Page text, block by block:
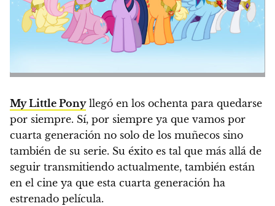
My Little Ponyllegó en los ochenta para quedarse
por siempre. Sí, por siempre ya que vamos por
cuarta generación no solo de los muñecos sino
también de su serie. Su éxito es tal que más allá de
seguir transmitiendo actualmente, también están
en el cine ya que esta cuarta generación ha
estrenado película.